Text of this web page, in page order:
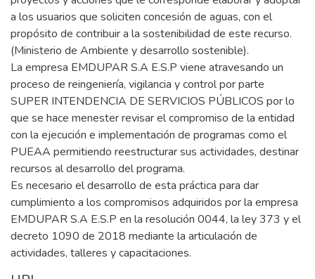
a los usuarios que soliciten concesión de aguas, con el
propósito de contribuir a la sostenibilidad de este recurso.
(Ministerio de Ambiente y desarrollo sostenible).
La empresa EMDUPAR S.A E.S.P viene atravesando un
proceso de reingeniería, vigilancia y control por parte
SUPER INTENDENCIA DE SERVICIOS PÚBLICOS por lo
que se hace menester revisar el compromiso de la entidad
con la ejecución e implementación de programas como el
PUEAA permitiendo reestructurar sus actividades, destinar
recursos al desarrollo del programa.
Es necesario el desarrollo de esta práctica para dar
cumplimiento a los compromisos adquiridos por la empresa
EMDUPAR S.A E.S.P en la resolución 0044, la ley 373 y el
decreto 1090 de 2018 mediante la articulación de
actividades, talleres y capacitaciones.